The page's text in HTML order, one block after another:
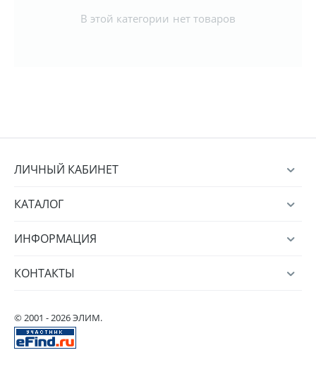
В этой категории нет товаров
ЛИЧНЫЙ КАБИНЕТ
КАТАЛОГ
ИНФОРМАЦИЯ
КОНТАКТЫ
© 2001 - 2026 ЭЛИМ.